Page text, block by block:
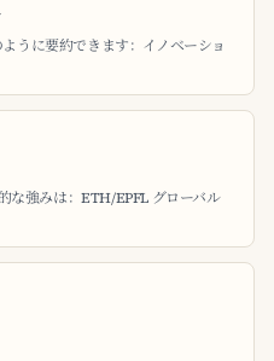
うに要約できます：イノベーショ
な強みは：ETH/EPFL グローバル